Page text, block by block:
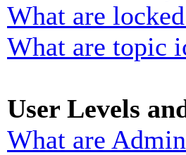
What are
What are topic
User Levels
What are